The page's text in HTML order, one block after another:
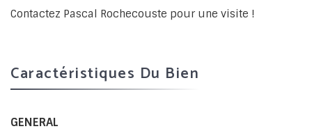
Contactez Pascal Rochecouste pour une visite !
Caractéristiques Du Bien
GENERAL